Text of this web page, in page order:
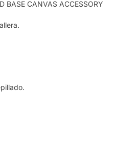
BASE CANVAS ACCESSORY